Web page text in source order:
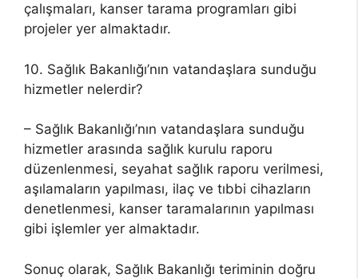
çalışmaları, kanser tarama programları gibi
projeler yer almaktadır.
10. Sağlık Bakanlığı’nın vatandaşlara sunduğu
hizmetler nelerdir?
– Sağlık Bakanlığı’nın vatandaşlara sunduğu
hizmetler arasında sağlık kurulu raporu
düzenlenmesi, seyahat sağlık raporu verilmesi,
aşılamaların yapılması, ilaç ve tıbbi cihazların
denetlenmesi, kanser taramalarının yapılması
gibi işlemler yer almaktadır.
Sonuç olarak, Sağlık Bakanlığı teriminin doğru